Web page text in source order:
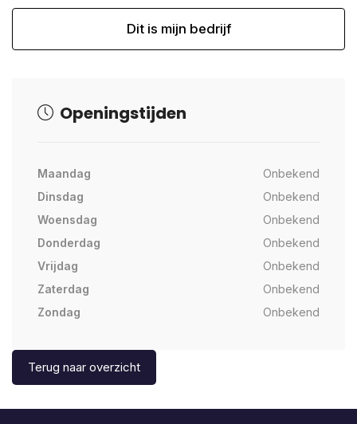
Dit is mijn bedrijf
Openingstijden
Maandag
Onbekend
Dinsdag
Onbekend
Woensdag
Onbekend
Donderdag
Onbekend
Vrijdag
Onbekend
Zaterdag
Onbekend
Zondag
Onbekend
Terug naar overzicht